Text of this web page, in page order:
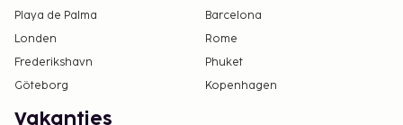
Playa de Palma
Barcelona
Londen
Rome
Frederikshavn
Phuket
Göteborg
Kopenhagen
Vakanties